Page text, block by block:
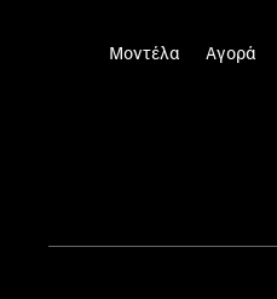
Μοντέλα Αγορά